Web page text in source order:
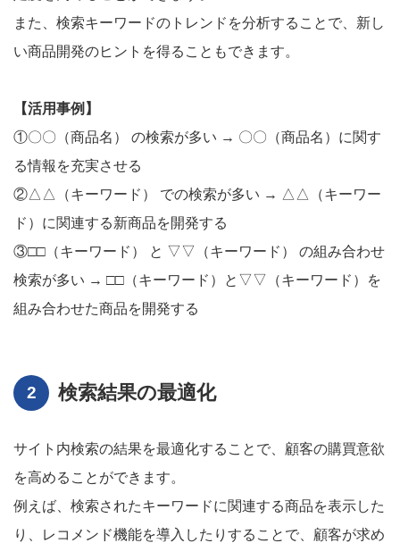
また、検索キーワードのトレンドを分析することで、新し
い商品開発のヒントを得ることもできます。
【活用事例】
①〇〇（商品名） の検索が多い → 〇〇（商品名）に関す
る情報を充実させる
②△△（キーワード） での検索が多い → △△（キーワー
ド）に関連する新商品を開発する
③□□（キーワード） と ▽▽（キーワード） の組み合わせ
検索が多い → □□（キーワード）と▽▽（キーワード）を
組み合わせた商品を開発する
検索結果の最適化
サイト内検索の結果を最適化することで、顧客の購買意欲
を高めることができます。
例えば、検索されたキーワードに関連する商品を表示した
り、レコメンド機能を導入したりすることで、顧客が求め